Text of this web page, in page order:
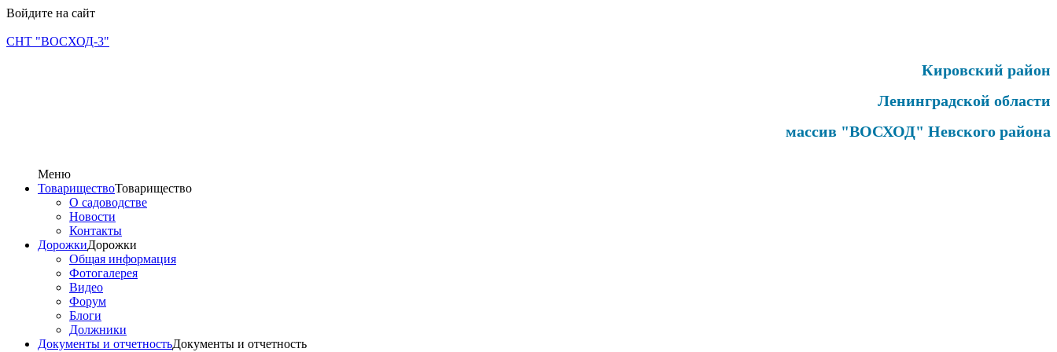
Войдите на сайт
СНТ "ВОСХОД-3"
Кировский район
Ленинградской области
массив "ВОСХОД" Невского района
Меню
ТовариществоТоварищество
О садоводстве
Новости
Контакты
ДорожкиДорожки
Общая информация
Фотогалерея
Видео
Форум
Блоги
Должники
Документы и отчетностьДокументы и отчетность